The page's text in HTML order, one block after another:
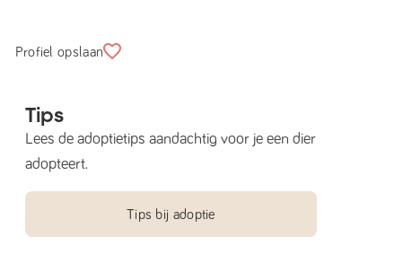
Profiel opslaan
Tips
Lees de adoptietips aandachtig voor je een dier
adopteert.
Tips bij adoptie